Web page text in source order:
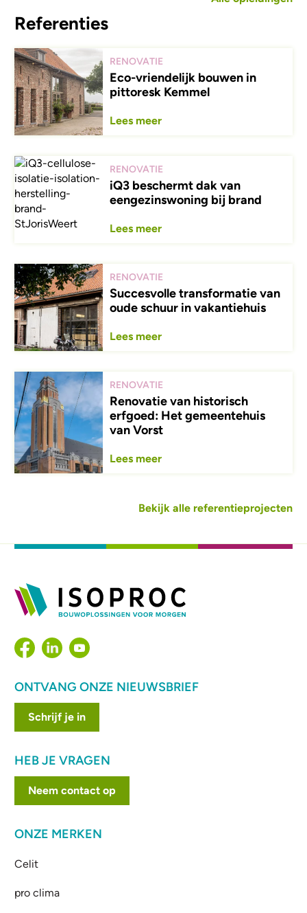
Referenties
RENOVATIE
Eco-vriendelijk bouwen in
pittoresk Kemmel
Lees meer
RENOVATIE
iQ3 beschermt dak van
eengezinswoning bij brand
Lees meer
RENOVATIE
Succesvolle transformatie van
oude schuur in vakantiehuis
Lees meer
RENOVATIE
Renovatie van historisch
erfgoed: Het gemeentehuis
van Vorst
Lees meer
Bekijk alle referentieprojecten
ONTVANG ONZE NIEUWSBRIEF
Schrijf je in
HEB JE VRAGEN
Neem contact op
ONZE MERKEN
Celit
pro clima